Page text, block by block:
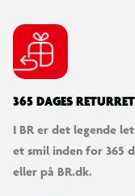
365 DAGES RETURRET
I BR er det legende
et smil inden for 365
eller på BR.dk.